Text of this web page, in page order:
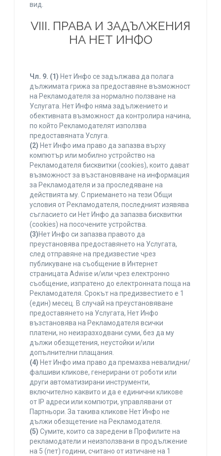
вид.
VIII. ПРАВА И ЗАДЪЛЖЕНИЯ
НА НЕТ ИНФО
Чл. 9. (1) Нет Инфо се задължава да полага
дължимата грижа за предоставяне възможност
на Рекламодателя за нормално ползване на
Услугата. Нет Инфо няма задължението и
обективната възможност да контролира начина,
по който Рекламодателят използва
предоставяната Услуга.
(2) Нет Инфо има право да запазва върху
компютър или мобилно устройство на
Рекламодателя бисквитки (cookies), които дават
възможност за възстановяване на информация
за Рекламодателя и за проследяване на
действията му. С приемането на тези Общи
условия от Рекламодателя, последният изявява
съгласието си Нет Инфо да запазва бисквитки
(cookies) на посочените устройства.
(3)Нет Инфо си запазва правото да
преустановява предоставянето на Услугата,
след отправяне на предизвестие чрез
публикуване на съобщение в Интернет
страницата Adwise и/или чрез електронно
съобщение, изпратено до електронната поща на
Рекламодателя. Срокът на предизвестието е 1
(един) месец. В случай на преустановяване
предоставянето на Услугата, Нет Инфо
възстановява на Рекламодателя всички
платени, но неизразходвани суми, без да му
дължи обезщетения, неустойки и/или
допълнителни плащания.
(4) Нет Инфо има право да премахва невалидни/
фалшиви кликове, генерирани от роботи или
други автоматизирани инструменти,
включително каквито и да е единични кликове
от IP адреси или компютри, управлявани от
Партньори. За такива кликове Нет Инфо не
дължи обезщетение на Рекламодателя.
(5) Сумите, които са заредени в Профилите на
рекламодатели и неизползвани в продължение
на 5 (пет) години, считано от изтичане на 1